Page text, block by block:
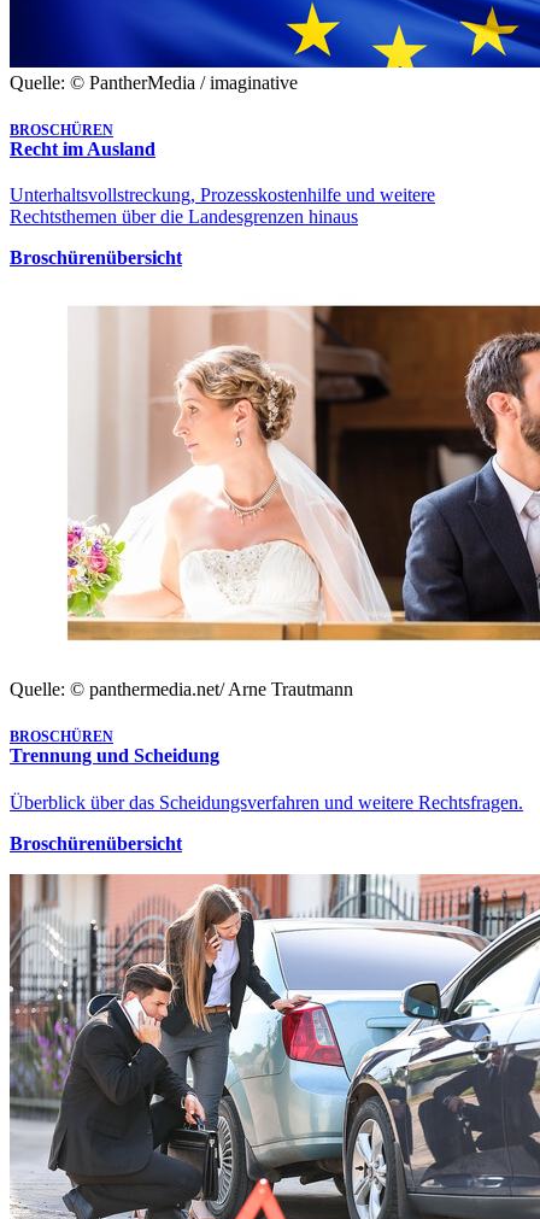
Quelle: © PantherMedia / imaginative
BROSCHÜREN
Recht im Ausland
Unterhaltsvollstreckung, Prozesskostenhilfe und weitere
Rechtsthemen über die Landesgrenzen hinaus
Broschürenübersicht
Quelle: © panthermedia.net/ Arne Trautmann
BROSCHÜREN
Trennung und Scheidung
Überblick über das Scheidungsverfahren und weitere Rechtsfragen.
Broschürenübersicht